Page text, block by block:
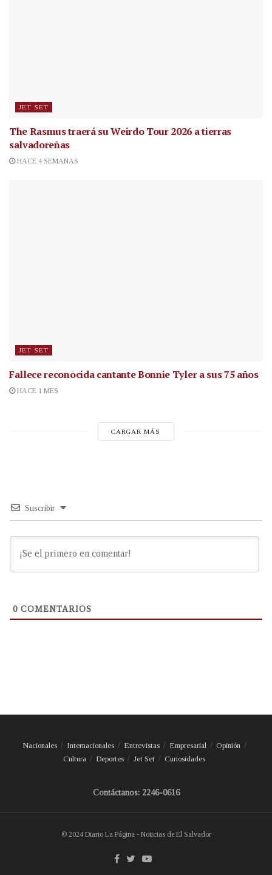
JET SET
The Rasmus traerá su Weirdo Tour 2026 a tierras
salvadoreñas
HACE 4 SEMANAS
JET SET
Fallece reconocida cantanteBonnie Tyler a sus 75 años
HACE 1 MES
CARGAR MÁS
Suscribir
0 COMENTARIOS
Nacionales Internacionales Entrevistas Empresarial
Opinión
Cultura
Deportes Jet Set Curiosidades
Contáctanos: 2246-0616
© 2024 Diario La Página - Noticias de El Salvador